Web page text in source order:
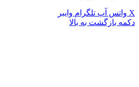
X واتس آپ تلگرام وایبر
دکمه بازگشت به بالا